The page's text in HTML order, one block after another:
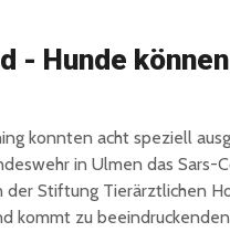
- Hunde
konnten acht speziell
in Ulmen das Sars-
der Stiftung Tierärztlichen
kommt zu